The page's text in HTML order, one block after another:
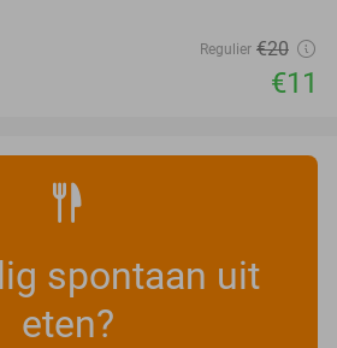
Regulier €20
€11
spontaan uit
eten?